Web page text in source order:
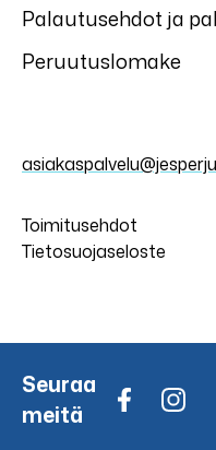
Palautusehdot ja
Peruutuslomake
Toimitusehdot
Tietosuojaseloste
Seuraa
meitä